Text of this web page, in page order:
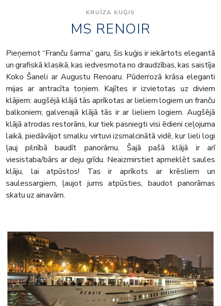
KRUĪZA KUĢIS
MS RENOIR
Pieņemot “Franču šarma” garu, šis kuģis ir iekārtots elegantā
un grafiskā klasikā, kas iedvesmota no draudzības, kas saistīja
Koko Šaneli ar Augustu Renoaru. Pūderrozā krāsa eleganti
mijas ar antracīta toņiem. Kajītes ir izvietotas uz diviem
klājiem: augšējā klājā tās aprīkotas ar lieliem logiem un franču
balkoniem; galvenajā klājā tās ir ar lieliem logiem. Augšējā
klājā atrodas restorāns, kur tiek pasniegti visi ēdieni ceļojuma
laikā, piedāvājot smalku virtuvi izsmalcinātā vidē, kur lieli logi
ļauj pilnībā baudīt panorāmu. Šajā pašā klājā ir arī
viesistaba/bārs ar deju grīdu. Neaizmirstiet apmeklēt saules
klāju, lai atpūstos! Tas ir aprīkots ar krēsliem un
saulessargiem, ļaujot jums atpūsties, baudot panorāmas
skatu uz ainavām.